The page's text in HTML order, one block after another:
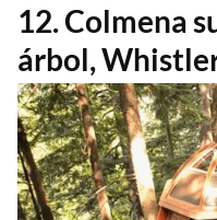
12. Colmena
árbol,